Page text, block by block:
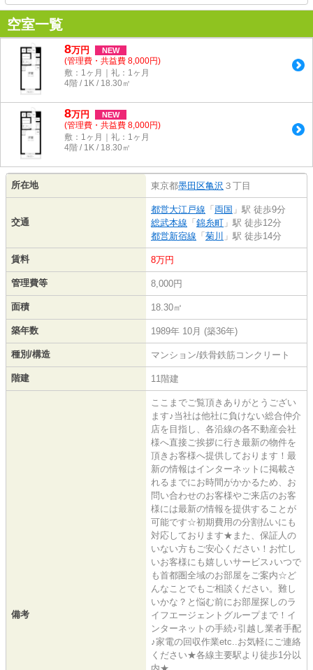
空室一覧
8万円 NEW
(管理費・共益費 8,000円)
敷：1ヶ月｜礼：1ヶ月
4階 / 1K / 18.30㎡
8万円 NEW
(管理費・共益費 8,000円)
敷：1ヶ月｜礼：1ヶ月
4階 / 1K / 18.30㎡
所在地 東京都墨田区亀沢 ３丁目
交通
都営大江戸線 「 両国 」駅 徒歩9分
総武本線 「 錦糸町 」駅 徒歩12分
都営新宿線 「 菊川 」駅 徒歩14分
賃料 8万円
管理費等 8,000円
面積 18.30㎡
築年数 1989年 10月 (築36年)
種別/構造 マンション/鉄骨鉄筋コンクリート
階建 11階建
備考
ここまでご覧頂きありがとうござい
ます♪当社は他社に負けない総合仲介
店を目指し、各沿線の各不動産会社
様へ直接ご挨拶に行き最新の物件を
頂きお客様へ提供しております！最
新の情報はインターネットに掲載さ
れるまでにお時間がかかるため、お
問い合わせのお客様やご来店のお客
様には最新の情報を提供することが
可能です☆初期費用の分割払いにも
対応しております★また、保証人の
いない方もご安心ください！お忙し
いお客様にも嬉しいサービス♪いつで
も首都圏全域のお部屋をご案内☆ど
んなことでもご相談ください。難し
いかな？と悩む前にお部屋探しのラ
イフエージェントグループまで！イ
ンターネットの手続♪引越し業者手配
♪家電の回収作業etc..お気軽にご連絡
ください★各線主要駅より徒歩1分以